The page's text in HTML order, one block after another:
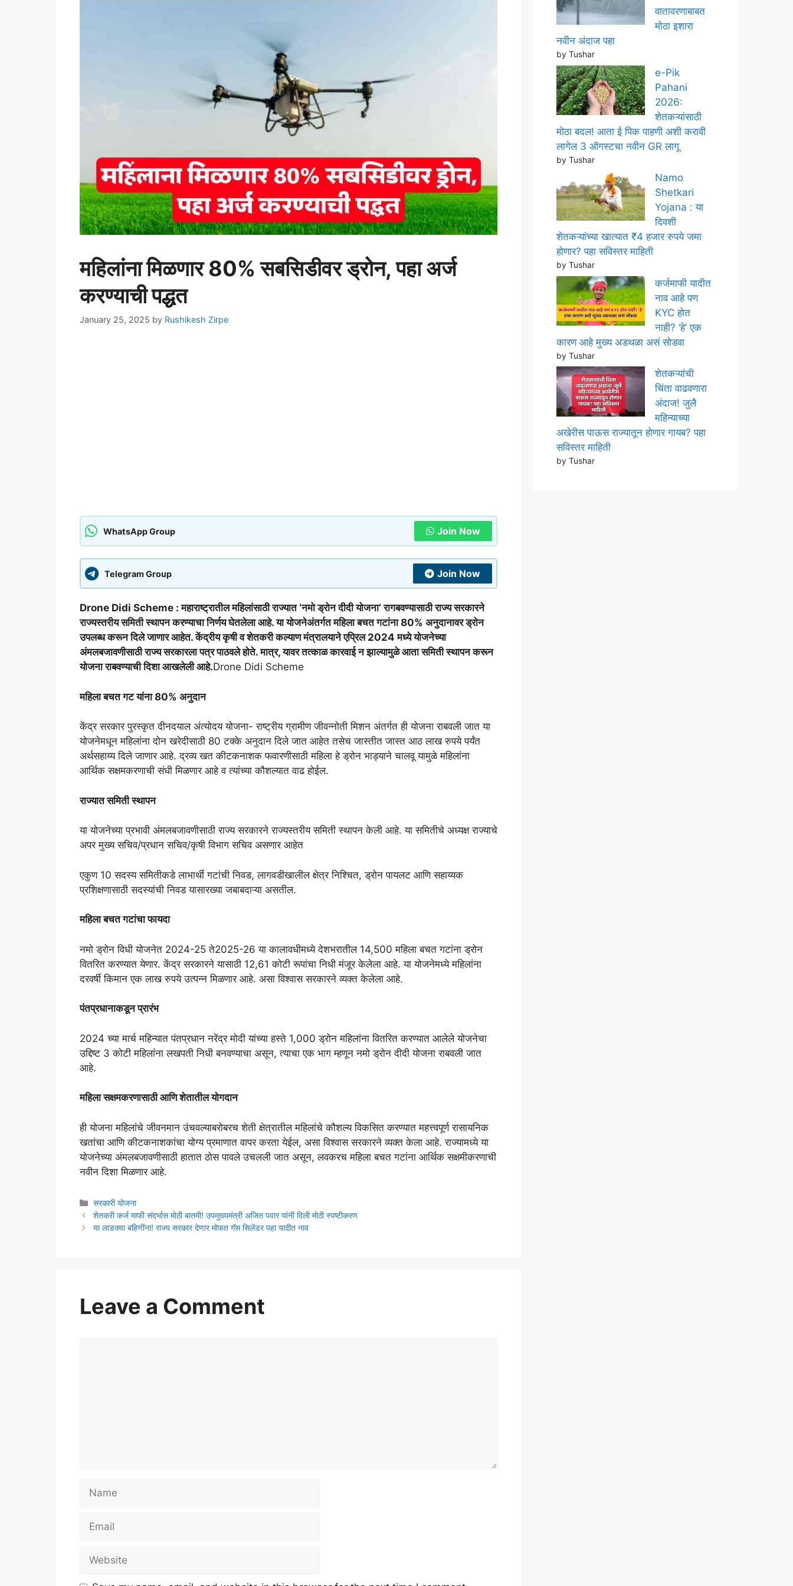
महिलांना मिळणार 80% सबसिडीवर ड्रोन, पहा अर्ज
करण्याची पद्धत
January 25, 2025 by Rushikesh Zirpe
WhatsApp Group Join Now
Telegram Group Join Now
Drone Didi Scheme : महाराष्ट्रातील महिलांसाठी राज्यात ‘नमो ड्रोन दीदी योजना’ रागबवण्यासाठी राज्य सरकारने
राज्यस्तरीय समिती स्थापन करण्याचा निर्णय घेतलेला आहे. या योजनेअंतर्गत महिला बचत गटांना 80% अनुदानावर ड्रोन
उपलब्ध करून दिले जाणार आहेत. केंद्रीय कृषी व शेतकरी कल्याण मंत्रालयाने एप्रिल 2024 मध्ये योजनेच्या
अंमलबजावणीसाठी राज्य सरकारला पत्र पाठवले होते. मात्र, यावर तत्काळ कारवाई न झाल्यामुळे आता समिती स्थापन करून
योजना राबवण्याची दिशा आखलेली आहे.Drone Didi Scheme
महिला बचत गट यांना 80% अनुदान
केंद्र सरकार पुरस्कृत दीनदयाल अंत्योदय योजना- राष्ट्रीय ग्रामीण जीवन्नोती मिशन अंतर्गत ही योजना राबवली जात या
योजनेमधून महिलांना दोन खरेदीसाठी 80 टक्के अनुदान दिले जात आहेत तसेच जास्तीत जास्त आठ लाख रुपये पर्यंत
अर्थसहाय्य दिले जाणार आहे. द्रव्य खत कीटकनाशक फवारणीसाठी महिला हे ड्रोन भाड्याने चालवू यामुळे महिलांना
आर्थिक सक्षमकरणाची संधी मिळणार आहे व त्यांच्या कौशल्यात वाढ होईल.
राज्यात समिती स्थापन
या योजनेच्या प्रभावी अंमलबजावणीसाठी राज्य सरकारने राज्यस्तरीय समिती स्थापन केली आहे. या समितीचे अध्यक्ष राज्याचे
अपर मुख्य सचिव/प्रधान सचिव/कृषी विभाग सचिव असणार आहेत
एकुण 10 सदस्य समितीकडे लाभार्थी गटांची निवड, लागवडीखालील क्षेत्र निश्चित, ड्रोन पायलट आणि सहाय्यक
प्रशिक्षणासाठी सदस्यांची निवड यासारख्या जबाबदाऱ्या असतील.
महिला बचत गटांचा फायदा
नमो ड्रोन विधी योजनेत 2024-25 ते2025-26 या कालावधीमध्ये देशभरातील 14,500 महिला बचत गटांना ड्रोन
वितरित करण्यात येणार. केंद्र सरकारने यासाठी 12,61 कोटी रूपांचा निधी मंजूर केलेला आहे. या योजनेमध्ये महिलांना
दरवर्षी किमान एक लाख रुपये उत्पन्न मिळणार आहे. असा विश्वास सरकारने व्यक्त केलेला आहे.
पंतप्रधानाकडून प्रारंभ
2024 च्या मार्च महिन्यात पंतप्रधान नरेंद्र मोदी यांच्या हस्ते 1,000 ड्रोन महिलांना वितरित करण्यात आलेले योजनेचा
उद्दिष्ट 3 कोटी महिलांना लखपती निधी बनवण्याचा असून, त्याचा एक भाग म्हणून नमो ड्रोन दीदी योजना राबवली जात
आहे.
महिला सक्षमकरणासाठी आणि शेतातील योगदान
ही योजना महिलांचे जीवनमान उंचवल्याबरोबरच शेती क्षेत्रातील महिलांचे कौशल्य विकसित करण्यात महत्त्वपूर्ण रासायनिक
खतांचा आणि कीटकनाशकांचा योग्य प्रमाणात वापर करता येईल, असा विश्वास सरकारने व्यक्त केला आहे. राज्यामध्ये या
योजनेच्या अंमलबजावणीसाठी हातात ठोस पावले उचलली जात असून, लवकरच महिला बचत गटांना आर्थिक सक्षमीकरणाची
नवीन दिशा मिळणार आहे.
Categories
सरकारी योजना
शेतकरी कर्ज माफी संदर्भास मोठी बातमी! उपमुख्यमंत्री अजित पवार यांनी दिली मोठी स्पष्टीकरण
या लाडक्या बहिणींना! राज्य सरकार देणार मोफत गॅस सिलेंडर पहा यादीत नाव
Leave a Comment
वातावरणाबाबत
मोठा इशारा
नवीन अंदाज पहा
by Tushar
e-Pik
Pahani
2026:
शेतकऱ्यांसाठी
मोठा बदल! आता ई पिक पाहणी अशी करावी
लागेल 3 ऑगस्टचा नवीन GR लागू
by Tushar
Namo
Shetkari
Yojana : या
दिवशी
शेतकऱ्यांच्या खात्यात ₹4 हजार रुपये जमा
होणार? पहा सविस्तर माहिती
by Tushar
कर्जमाफी यादीत
नाव आहे पण
KYC होत
नाही? ‘हे’ एक
कारण आहे मुख्य अडथळा असं सोडवा
by Tushar
शेतकऱ्यांची
चिंता वाढवणारा
अंदाज! जुलै
महिन्याच्या
अखेरीस पाऊस राज्यातून होणार गायब? पहा
सविस्तर माहिती
by Tushar